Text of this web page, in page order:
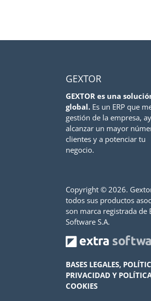
GEXTOR
GEXTOR es una
global. Es un ERP que
gestión de la empresa,
alcanzar un mayor
clientes y a potenciar tu
negocio.
Copyright © 2026.
todos sus productos
son marca registrada de
Software S.A.
BASES LEGALES,
PRIVACIDAD Y
COOKIES